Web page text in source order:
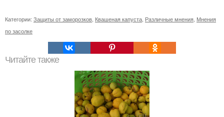
Категории: Защиты от заморозков, Квашеная капуста, Различные мнения, Мнения
по засолке
Читайте также